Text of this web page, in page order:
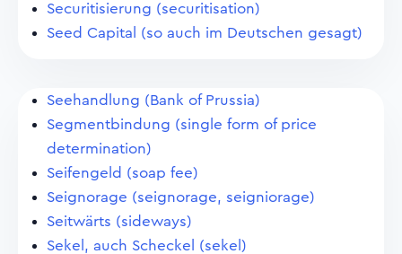
Securitisierung (securitisation)
Seed Capital (so auch im Deutschen gesagt)
Seehandlung (Bank of Prussia)
Segmentbindung (single form of price
determination)
Seifengeld (soap fee)
Seignorage (seignorage, seigniorage)
Seitwärts (sideways)
Sekel, auch Scheckel (sekel)